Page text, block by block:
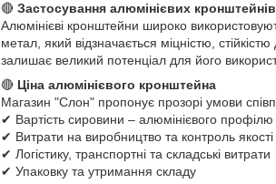
🔴 Застосування алюмінієвих кронштейнів
Алюмінієві кронштейни широко
метал, який відзначається міцністю,
залишає великий потенціал для його
🔴 Ціна алюмінієвого кронштейна
Магазин "Слон" пропонує прозорі умови
✔ Вартість сировини – алюмінієвого профілю
✔ Витрати на виробництво та контроль якості
✔ Логістику, транспортні та складські витрати
✔ Упаковку та утримання складу